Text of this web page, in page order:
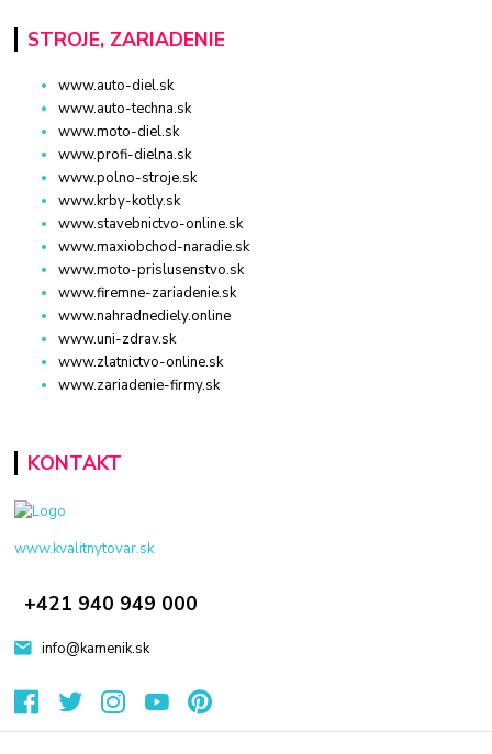
STROJE, ZARIADENIE
www.auto-diel.sk
www.auto-techna.sk
www.moto-diel.sk
www.profi-dielna.sk
www.polno-stroje.sk
www.krby-kotly.sk
www.stavebnictvo-online.sk
www.maxiobchod-naradie.sk
www.moto-prislusenstvo.sk
www.firemne-zariadenie.sk
www.nahradnediely.online
www.uni-zdrav.sk
www.zlatnictvo-online.sk
www.zariadenie-firmy.sk
KONTAKT
www.kvalitnytovar.sk
+421 940 949 000
info@kamenik.sk